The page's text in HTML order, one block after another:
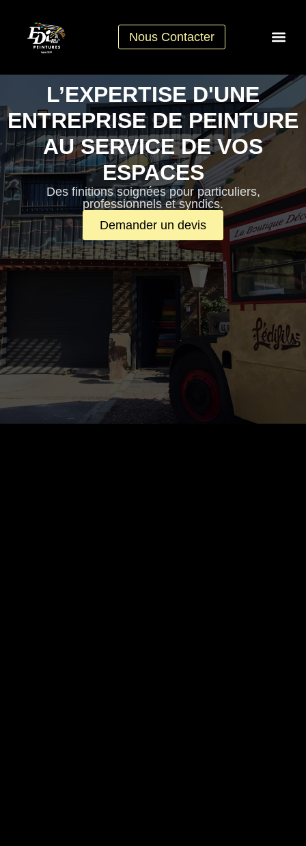
Nous Contacter
L’EXPERTISE D'UNE
ENTREPRISE DE PEINTURE
AU SERVICE DE VOS
ESPACES
Des finitions soignées pour particuliers,
professionnels et syndics.
Demander un devis